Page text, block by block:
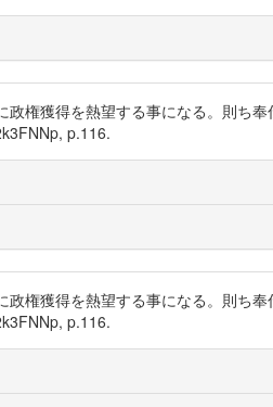
権獲得を熱望する事になる。則ち
p.116.
権獲得を熱望する事になる。則ち
p.116.